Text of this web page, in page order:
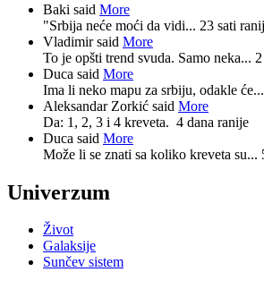
Baki said More
"Srbija neće moći da vidi... 23 sati
Vladimir said More
To je opšti trend svuda. Samo neka...
Duca said More
Ima li neko mapu za srbiju, odakle će...
Aleksandar Zorkić said More
Da: 1, 2, 3 i 4 kreveta. 4 dana ranije
Duca said More
Može li se znati sa koliko kreveta su...
Univerzum
Život
Galaksije
Sunčev sistem